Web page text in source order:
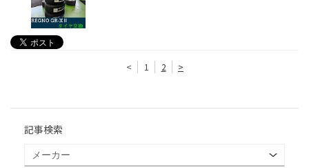
< 1 2 >
記事検索